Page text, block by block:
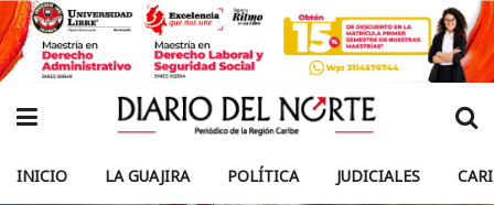
INICIO LA GUAJIRA POLÍTICA JUDICIALES